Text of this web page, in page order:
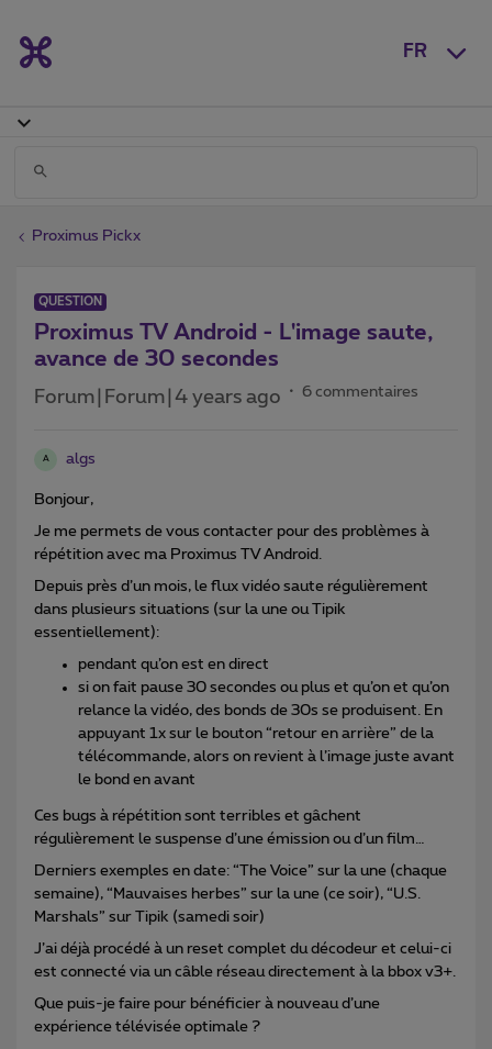
FR
Proximus Pickx
QUESTION
Proximus TV Android - L'image saute,
avance de 30 secondes
Forum|Forum|4 years ago 6 commentaires
A algs
Bonjour,
Je me permets de vous contacter pour des problèmes à
répétition avec ma Proximus TV Android.
Depuis près d’un mois, le flux vidéo saute régulièrement
dans plusieurs situations (sur la une ou Tipik
essentiellement):
pendant qu’on est en direct
si on fait pause 30 secondes ou plus et qu’on et qu’on
relance la vidéo, des bonds de 30s se produisent. En
appuyant 1x sur le bouton “retour en arrière” de la
télécommande, alors on revient à l’image juste avant
le bond en avant
Ces bugs à répétition sont terribles et gâchent
régulièrement le suspense d’une émission ou d’un film…
Derniers exemples en date: “The Voice” sur la une (chaque
semaine), “Mauvaises herbes” sur la une (ce soir), “U.S.
Marshals” sur Tipik (samedi soir)
J’ai déjà procédé à un reset complet du décodeur et celui-ci
est connecté via un câble réseau directement à la bbox v3+.
Que puis-je faire pour bénéficier à nouveau d’une
expérience télévisée optimale ?